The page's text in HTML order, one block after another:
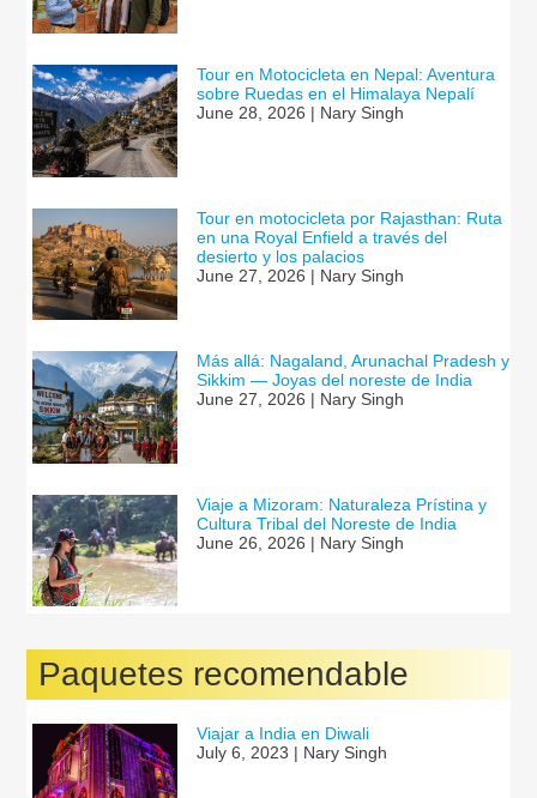
Tour en Motocicleta en Nepal: Aventura
sobre Ruedas en el Himalaya Nepalí
June 28, 2026 | Nary Singh
Tour en motocicleta por Rajasthan: Ruta
en una Royal Enfield a través del
desierto y los palacios
June 27, 2026 | Nary Singh
Más allá: Nagaland, Arunachal Pradesh y
Sikkim — Joyas del noreste de India
June 27, 2026 | Nary Singh
Viaje a Mizoram: Naturaleza Prístina y
Cultura Tribal del Noreste de India
June 26, 2026 | Nary Singh
Paquetes recomendable
Viajar a India en Diwali
July 6, 2023 | Nary Singh